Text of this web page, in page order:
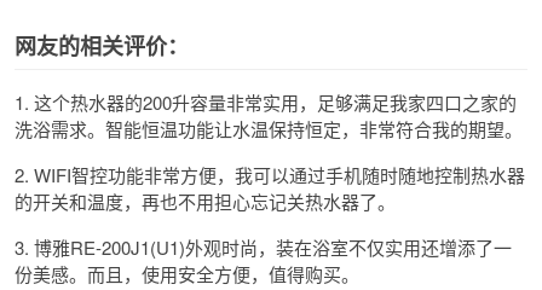
网友的相关评价：
1. 这个热水器的200升容量非常实用，足够满足我家四口之家的
洗浴需求。智能恒温功能让水温保持恒定，非常符合我的期望。
2. WIFI智控功能非常方便，我可以通过手机随时随地控制热水器
的开关和温度，再也不用担心忘记关热水器了。
3. 博雅RE-200J1(U1)外观时尚，装在浴室不仅实用还增添了一
份美感。而且，使用安全方便，值得购买。